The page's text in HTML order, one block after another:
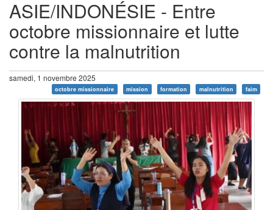
ASIE/INDONÉSIE - Entre
octobre missionnaire et lutte
contre la malnutrition
samedi, 1 novembre 2025
octobre missionnaire mission formation malnutrition faim